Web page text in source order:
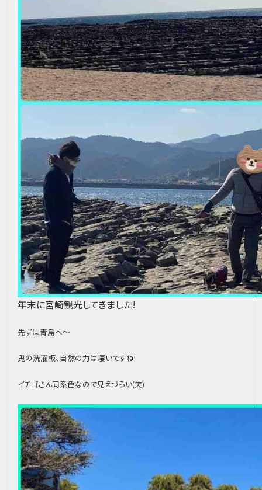
年末に宮崎観光してきました!
先ずは青島へ～
鬼の洗濯板、自然の力は凄いですね!
イチゴさん同系色なので見えづらい(笑)